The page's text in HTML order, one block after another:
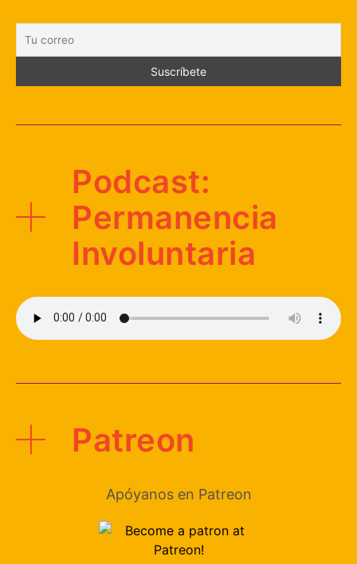
Podcast:
Permanencia
Involuntaria
Patreon
Apóyanos en Patreon